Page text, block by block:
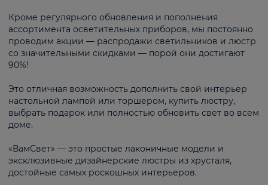
Кроме регулярного обновления и пополнения
ассортимента осветительных приборов, мы постоянно
проводим акции — распродажи светильников и люстр
со значительными скидками — порой они достигают
90%!
Это отличная возможность дополнить свой интерьер
настольной лампой или торшером, купить люстру,
выбрать подарок или полностью обновить свет во всем
доме.
«ВамСвет» — это простые лаконичные модели и
эксклюзивные дизайнерские люстры из хрусталя,
достойные самых роскошных интерьеров.